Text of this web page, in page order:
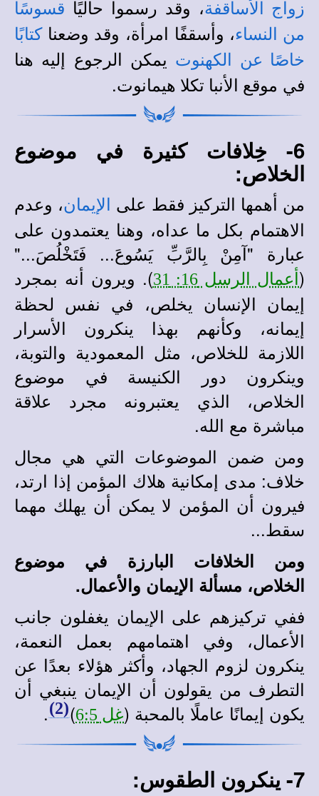
زواج الأساقفة، وقد رسموا حاليًا قسوسًا
من النساء، وأسقفًا امرأة، وقد وضعناكتابًا
خاصًا عن الكهنوت يمكن الرجوع إليه هنا
في موقع الأنبا تكلا هيمانوت.
6- خِلافات كثيرة في موضوع
الخلاص:
من أهمها التركيز فقط على الإيمان، وعدم
الاهتمام بكل ما عداه، وهنا يعتمدون على
عبارة "آمِنْ بِالرَّبِّ يَسُوعَ... فَتَخْلُصَ..."
( أعمال الرسل 16: 31
). ويرون أنه بمجرد
إيمان الإنسان يخلص، في نفس لحظة
إيمانه، وكأنهم بهذا ينكرون الأسرار
اللازمة للخلاص، مثل المعمودية والتوبة،
وينكرون دور الكنيسة في موضوع
الخلاص، الذي يعتبرونه مجرد علاقة
مباشرة مع الله.
ومن ضمن الموضوعات التي هي مجال
خلاف: مدى إمكانية هلاك المؤمن إذا ارتد،
فيرون أن المؤمن لا يمكن أن يهلك مهما
سقط...
ومن الخلافات البارزة في موضوع
الخلاص، مسألة الإيمان والأعمال.
ففي تركيزهم على الإيمان يغفلون جانب
الأعمال، وفي اهتمامهم بعمل النعمة،
ينكرون لزوم الجهاد، وأكثر هؤلاء بعدًا عن
التطرف من يقولون أن الإيمان ينبغي أن
يكون إيمانًا عاملًا بالمحبة (غل 6:5 )
(2)
.
7- ينكرون الطقوس: